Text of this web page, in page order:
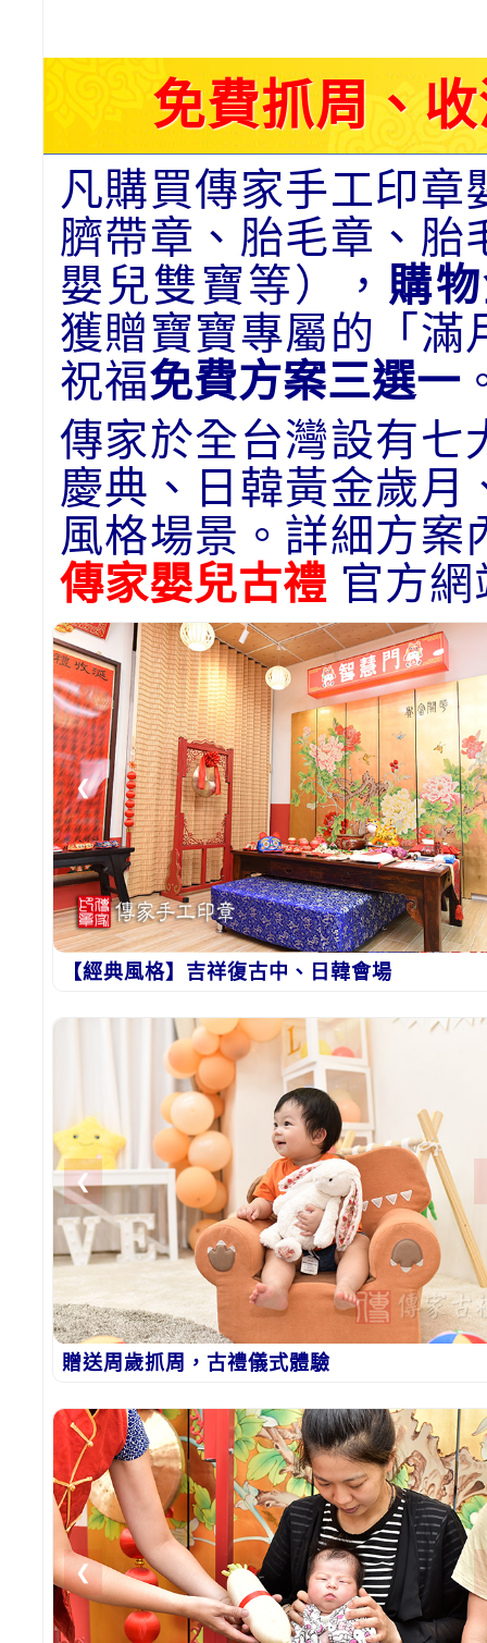
免費抓周、
凡購買傳家手工印章
臍帶章、胎毛章、胎
嬰兒雙寶等）， 購
獲贈寶寶專屬的「滿
祝福免費方案三選一
傳家於全台灣設有七
慶典、日韓黃金歲月
風格場景。詳細方案
傳家嬰兒古禮 官方
❮
【經典風格】吉祥復古中、日韓會場
❮
贈送周歲抓周，古禮儀式體驗
❮